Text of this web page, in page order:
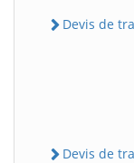
Devis de
Devis de